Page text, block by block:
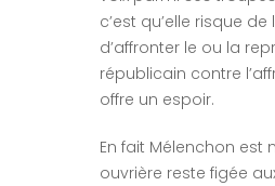
c’est qu’elle risque
d’affronter le ou la
républicain contre
offre un espoir.
En fait Mélenchon est
ouvrière reste figée